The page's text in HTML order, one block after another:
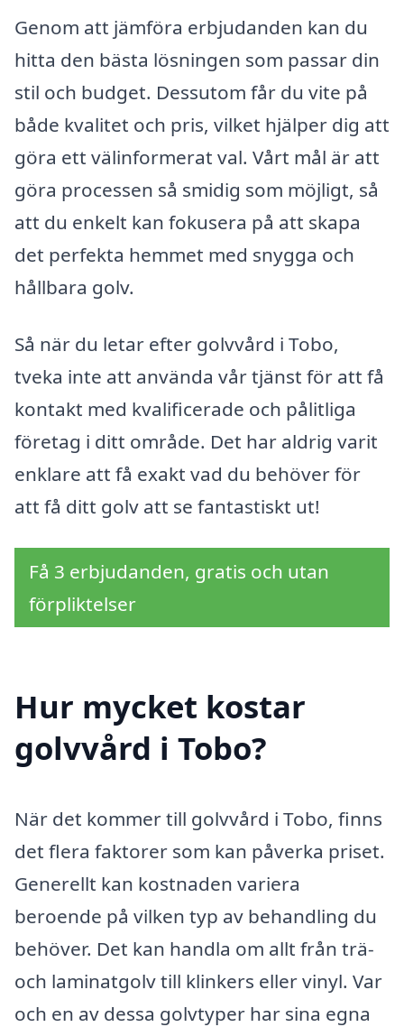
Genom att jämföra erbjudanden kan du
hitta den bästa lösningen som passar din
stil och budget. Dessutom får du vite på
både kvalitet och pris, vilket hjälper dig att
göra ett välinformerat val. Vårt mål är att
göra processen så smidig som möjligt, så
att du enkelt kan fokusera på att skapa
det perfekta hemmet med snygga och
hållbara golv.
Så när du letar efter golvvård i Tobo,
tveka inte att använda vår tjänst för att få
kontakt med kvalificerade och pålitliga
företag i ditt område. Det har aldrig varit
enklare att få exakt vad du behöver för
att få ditt golv att se fantastiskt ut!
Få 3 erbjudanden, gratis och utan
förpliktelser
Hur mycket kostar
golvvård i Tobo?
När det kommer till golvvård i Tobo, finns
det flera faktorer som kan påverka priset.
Generellt kan kostnaden variera
beroende på vilken typ av behandling du
behöver. Det kan handla om allt från trä-
och laminatgolv till klinkers eller vinyl. Var
och en av dessa golvtyper har sina egna